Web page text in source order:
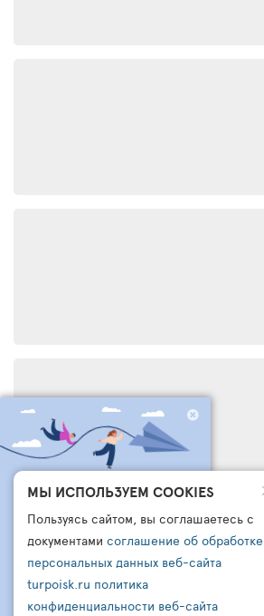
ЧТО БРОНИРУЮТ
ДРУГИЕ СЕГОДНЯ?
ПОДПИШИСЬ НА НАШ
КАНАЛ В ТЕЛЕГРАМ
Узнайте:
- Что чаще всего бронируют другие
МЫ ИСПОЛЬЗУЕМ COOKIES
Пользуясь сайтом, вы соглашаетесь с
документами соглашение об обработке
персональных данных веб-сайта
turpoisk.ru политика
конфиденциальности веб-сайта